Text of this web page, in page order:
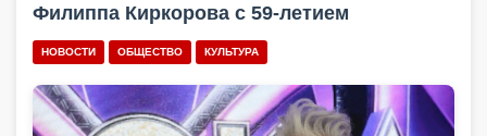
Филиппа Киркорова с 59-летием
НОВОСТИ ОБЩЕСТВО КУЛЬТУРА